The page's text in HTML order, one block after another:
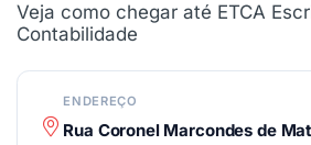
Veja como chegar até ETCA
Contabilidade
ENDEREÇO
Rua Coronel Marcondes de